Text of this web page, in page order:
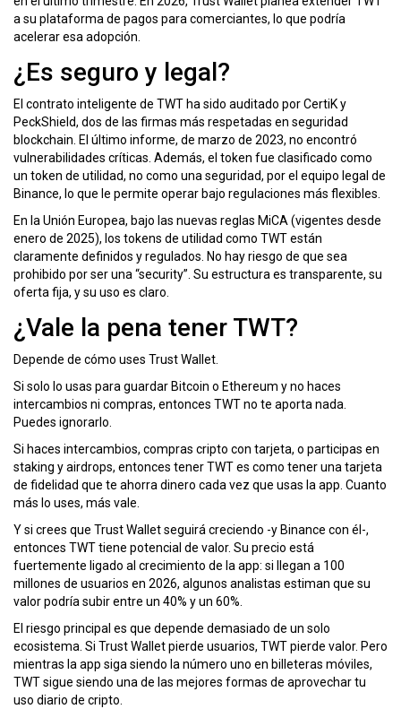
a su plataforma de pagos para comerciantes, lo que podría
acelerar esa adopción.
¿Es seguro y legal?
El contrato inteligente de TWT ha sido auditado por CertiK y
PeckShield, dos de las firmas más respetadas en seguridad
blockchain. El último informe, de marzo de 2023, no encontró
vulnerabilidades críticas. Además, el token fue clasificado como
un token de utilidad, no como una seguridad, por el equipo legal de
Binance, lo que le permite operar bajo regulaciones más flexibles.
En la Unión Europea, bajo las nuevas reglas MiCA (vigentes desde
enero de 2025), los tokens de utilidad como TWT están
claramente definidos y regulados. No hay riesgo de que sea
prohibido por ser una “security”. Su estructura es transparente, su
oferta fija, y su uso es claro.
¿Vale la pena tener TWT?
Depende de cómo uses Trust Wallet.
Si solo lo usas para guardar Bitcoin o Ethereum y no haces
intercambios ni compras, entonces TWT no te aporta nada.
Puedes ignorarlo.
Si haces intercambios, compras cripto con tarjeta, o participas en
staking y airdrops, entonces tener TWT es como tener una tarjeta
de fidelidad que te ahorra dinero cada vez que usas la app. Cuanto
más lo uses, más vale.
Y si crees que Trust Wallet seguirá creciendo -y Binance con él-,
entonces TWT tiene potencial de valor. Su precio está
fuertemente ligado al crecimiento de la app: si llegan a 100
millones de usuarios en 2026, algunos analistas estiman que su
valor podría subir entre un 40% y un 60%.
El riesgo principal es que depende demasiado de un solo
ecosistema. Si Trust Wallet pierde usuarios, TWT pierde valor. Pero
mientras la app siga siendo la número uno en billeteras móviles,
TWT sigue siendo una de las mejores formas de aprovechar tu
uso diario de cripto.